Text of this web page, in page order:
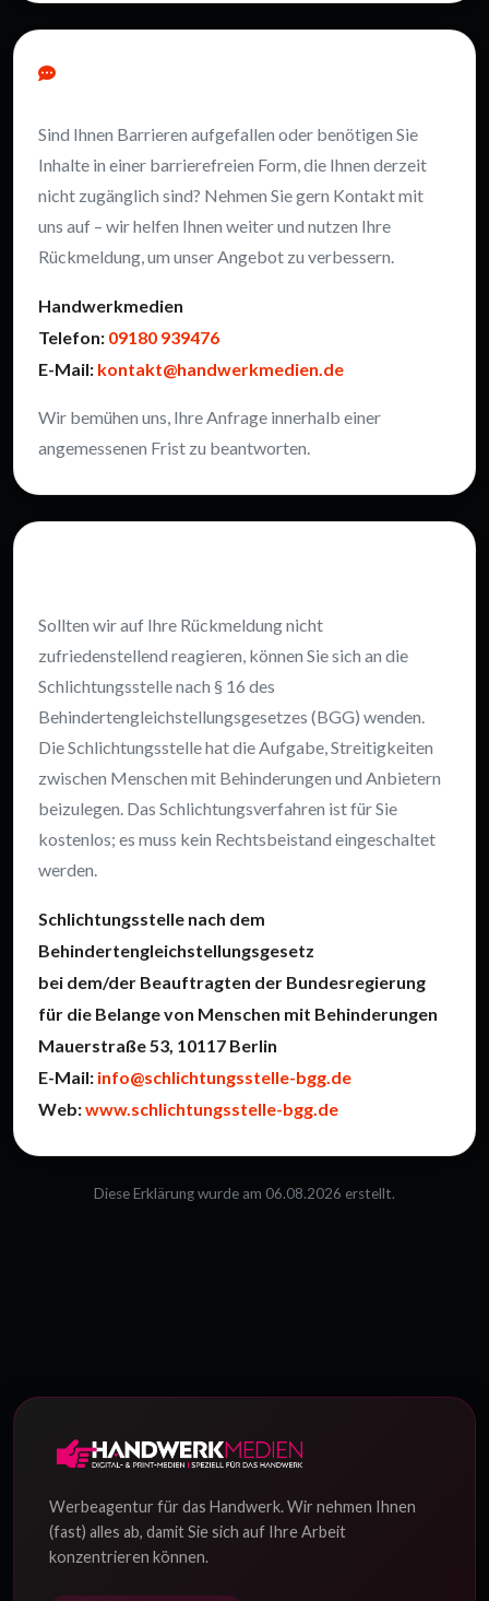
Sind Ihnen Barrieren aufgefallen oder benötigen Sie
Inhalte in einer barrierefreien Form, die Ihnen derzeit
nicht zugänglich sind? Nehmen Sie gern Kontakt mit
uns auf – wir helfen Ihnen weiter und nutzen Ihre
Rückmeldung, um unser Angebot zu verbessern.
Handwerkmedien
Telefon: ‭09180 939476‬
E-Mail: kontakt@handwerkmedien.de
Wir bemühen uns, Ihre Anfrage innerhalb einer
angemessenen Frist zu beantworten.
Sollten wir auf Ihre Rückmeldung nicht
zufriedenstellend reagieren, können Sie sich an die
Schlichtungsstelle nach § 16 des
Behindertengleichstellungsgesetzes (BGG) wenden.
Die Schlichtungsstelle hat die Aufgabe, Streitigkeiten
zwischen Menschen mit Behinderungen und Anbietern
beizulegen. Das Schlichtungsverfahren ist für Sie
kostenlos; es muss kein Rechtsbeistand eingeschaltet
werden.
Schlichtungsstelle nach dem
Behindertengleichstellungsgesetz
bei dem/der Beauftragten der Bundesregierung
für die Belange von Menschen mit Behinderungen
Mauerstraße 53, 10117 Berlin
E-Mail: info@schlichtungsstelle-bgg.de
Web:www.schlichtungsstelle-bgg.de
Diese Erklärung wurde am 06.08.2026 erstellt.
Werbeagentur für das Handwerk. Wir nehmen Ihnen
(fast) alles ab, damit Sie sich auf Ihre Arbeit
konzentrieren können.